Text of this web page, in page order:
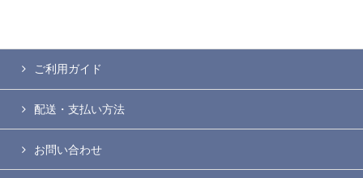
ご利用ガイド
配送・支払い方法
お問い合わせ